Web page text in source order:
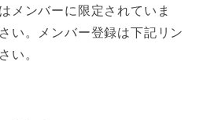
メンバーに限定されていま
い。メンバー登録は下記リン
い。